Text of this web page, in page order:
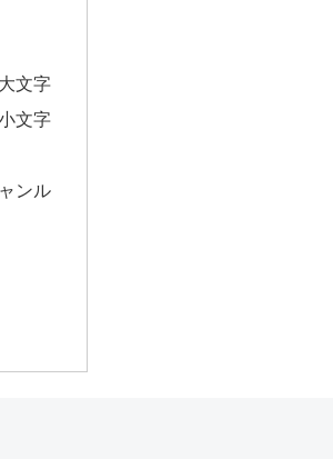
文字
文字
ンル